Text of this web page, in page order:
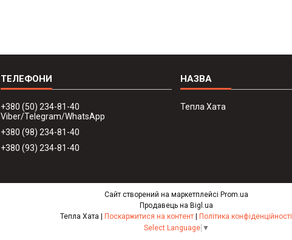
+380 (50) 234-81-40
Viber/Telegram/WhatsApp
+380 (98) 234-81-40
+380 (93) 234-81-40
Тепла Хата
Сайт створений на маркетплейсі Prom.ua
Продавець на Bigl.ua
Поскаржитися на контент
Політика конфіденційності
Select Language ▼